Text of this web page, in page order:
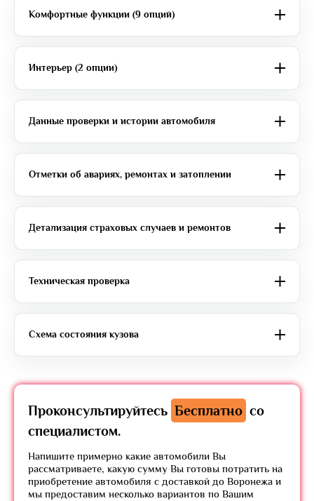
Комфортные функции (9 опций)
Интерьер (2 опции)
Данные проверки и истории автомобиля
Отметки об авариях, ремонтах и затоплении
Детализация страховых случаев и ремонтов
Техническая проверка
Схема состояния кузова
Проконсультируйтесь Бесплатно со
специалистом.
Напишите примерно какие автомобили Вы
рассматриваете, какую сумму Вы готовы потратить на
приобретение автомобиля с доставкой до Воронежа и
мы предоставим несколько вариантов по Вашим